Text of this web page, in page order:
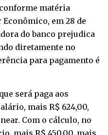
matéria
em 28 de
do banco prejudica
diretamente no
para pagamento é
será paga aos
mais R$ 624,00,
Com o cálculo, no
mais R$ 450,00, mais